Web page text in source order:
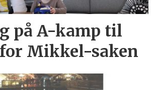
på A-kamp til
Mikkel-saken